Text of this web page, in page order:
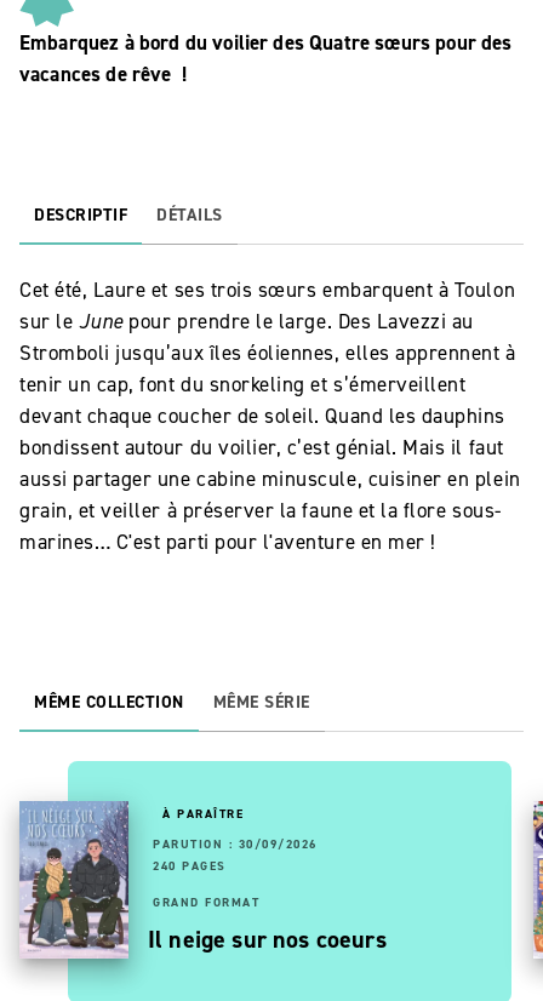
Embarquez à bord du voilier des Quatre sœurs pour des
vacances de rêve !
DESCRIPTIF DÉTAILS
Cet été, Laure et ses trois sœurs embarquent à Toulon
sur le June pour prendre le large. Des Lavezzi au
Stromboli jusqu’aux îles éoliennes, elles apprennent à
tenir un cap, font du snorkeling et s’émerveillent
devant chaque coucher de soleil. Quand les dauphins
bondissent autour du voilier, c’est génial. Mais il faut
aussi partager une cabine minuscule, cuisiner en plein
grain, et veiller à préserver la faune et la flore sous-
marines… C'est parti pour l'aventure en mer !
MÊME COLLECTION MÊME SÉRIE
À PARAÎTRE
PARUTION : 30/09/2026
240 PAGES
GRAND FORMAT
Il neige sur nos coeurs